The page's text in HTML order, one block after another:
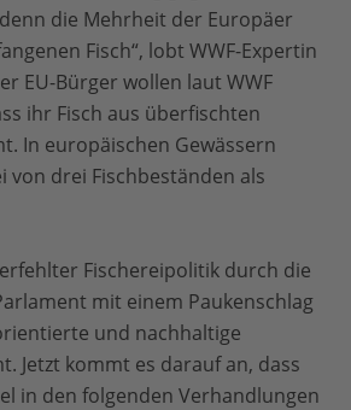
die Mehrheit der Europäer
Fisch“, lobt WWF-Expertin
EU-Bürger wollen laut WWF
ihr Fisch aus überfischten
In europäischen Gewässern
von drei Fischbeständen als
Fischereipolitik durch die
mit einem Paukenschlag
und nachhaltige
Jetzt kommt es darauf an, dass
in den folgenden Verhandlungen